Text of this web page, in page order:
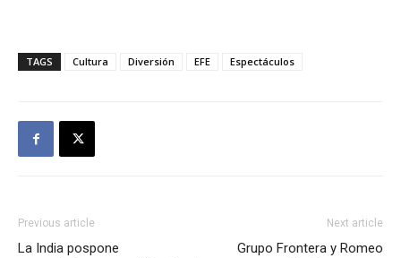
TAGS Cultura Diversión EFE Espectáculos
Previous article
La India pospone
Next article
Grupo Frontera y Romeo